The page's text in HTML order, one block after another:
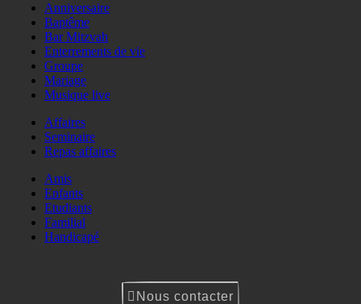
Anniversaire
Baptême
Bar Mitzvah
Enterrements de vie
Groupe
Mariage
Musique live
Affaires
Seminaire
Repas affaires
Amis
Enfants
Etudiants
Familial
Handicapé
Nous contacter